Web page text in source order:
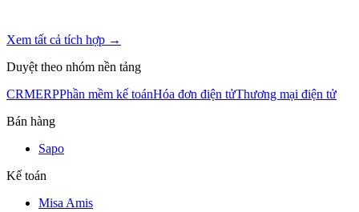
Xem tất cả tích hợp →
Duyệt theo nhóm nền tảng
CRMERPPhần mềm kế toánHóa đơn điện tửThương mại điện tử
Bán hàng
Sapo
Kế toán
Misa Amis